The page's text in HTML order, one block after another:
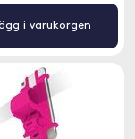
i varukorgen